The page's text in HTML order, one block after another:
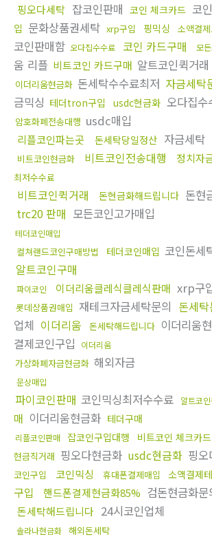
핑오다세탁 잡코인판매 코인 체크카드 코
입 문화상품권세탁 xrp구입 핑믹싱 소액결
코인판매함 오다집수수료 코인 카드구매 모
움 리플 비트코인 카드구매 알트코인퀵거래
이더리움현금화 돈세탁수수료최저 자금세탁
금믹싱 테더tron구입 usdc현금화 오다집수
암호화폐전송대행 usdc매입
리플코인파는곳 돈세탁당일정산 자금세탁
비트코인현금화 비트코인전송대행 정치자
최저수수료
비트코인퀵거래 돈현금화해드립니다 돈현
trc20 판매 모든코인고가매입
테더코인매입
컬쳐랜드코인구매방법 테더코인매입 코인돈세
알트코인구매
파이코인 이더리움클레식클레식판매 xrp구
롯데상품권매입 재테크자금세탁문의 돈세탁
업체 이더리움 돈세탁해드립니다 이더리움
결제코인구입
이더리움
가상화폐자금현금화 해외자금
문상매입
파이코인판매 코인믹싱최저수수료 알트코
매 이더리움현금화 테더구매
리플코인판매 잡코인구입대행 비트코인 체크카드
현금직거래 핑오다현금화 usdc현금화 핑
코인구입
코인믹싱 휴대폰결제매입 소액결제
구입
핸드폰결제현금화85% 검돈현금화문
돈세탁해드립니다 24시코인업체
솔라나현금화 해외돈세탁